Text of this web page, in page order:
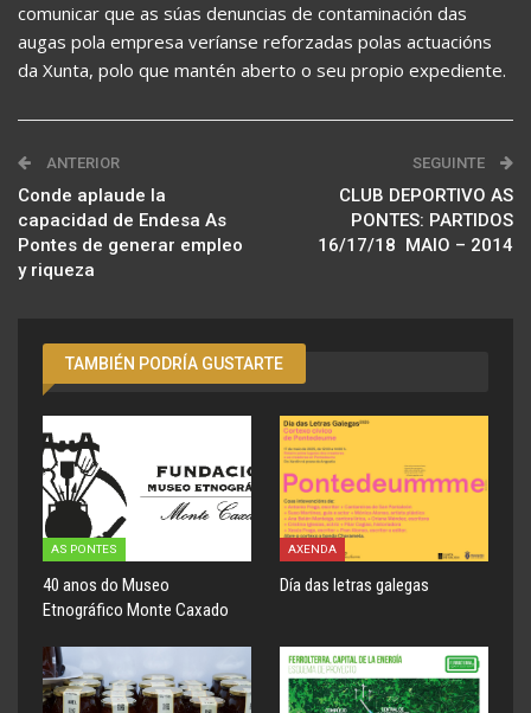
comunicar que as súas denuncias de contaminación das
augas pola empresa veríanse reforzadas polas actuacións
da Xunta, polo que mantén aberto o seu propio expediente.
ANTERIOR
Conde aplaude la
capacidad de Endesa As
Pontes de generar empleo
y riqueza
SEGUINTE
CLUB DEPORTIVO AS
PONTES: PARTIDOS
16/17/18  MAIO – 2014
TAMBIÉN PODRÍA GUSTARTE
AS PONTES
40 anos do Museo
Etnográfico Monte Caxado
AXENDA
Día das letras galegas